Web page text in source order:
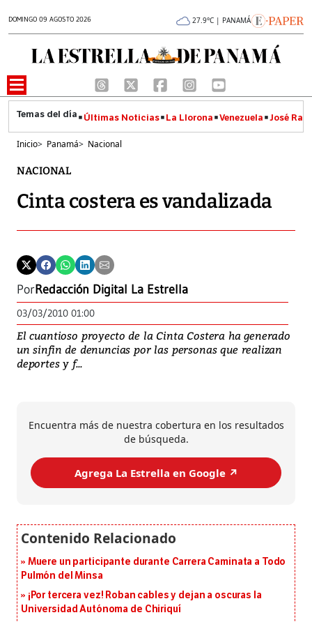
DOMINGO 09 AGOSTO 2026 27.9°C | PANAMÁ
Últimas Noticias La Llorona Venezuela José
Inicio> Panamá> Nacional
NACIONAL
Cinta costera es vandalizada
PorRedacción Digital La Estrella
03/03/2010 01:00
El cuantioso proyecto de la Cinta Costera ha generado
un sinfin de denuncias por las personas que realizan
deportes y f...
Encuentra más de nuestra cobertura en los resultados
de búsqueda.
Agrega La Estrella en Google ↗️
Muere un participante durante Carrera Caminata a Todo
Pulmón del Minsa
¡Por tercera vez! Roban cables y dejan a oscuras la
Universidad Autónoma de Chiriquí